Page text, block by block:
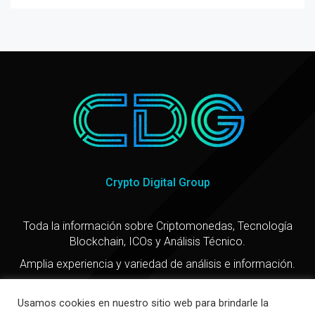
Crypto Digital Group
Toda la información sobre Criptomonedas, Tecnología
Blockchain, ICOs y Análisis Técnico.
Amplia experiencia y variedad de análisis e información.
Usamos cookies en nuestro sitio web para brindarle la